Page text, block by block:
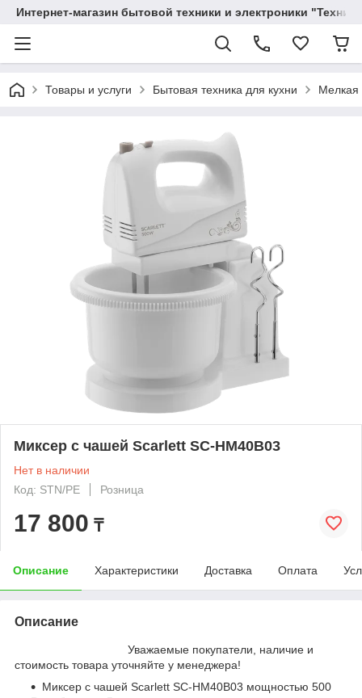
Интернет-магазин бытовой техники и электроники
Товары и услуги Бытовая техника для кухни Мелкая
Миксер с чашей Scarlett SC-HM40B03
Нет в наличии
Код: STN/PE
Розница
17 800 ₸
Описание Характеристики Доставка Оплата
Описание
Уважаемые покупатели, наличие и
стоимость товара уточняйте у менеджера!
Миксер с чашей Scarlett SC-HM40B03 мощностью 500